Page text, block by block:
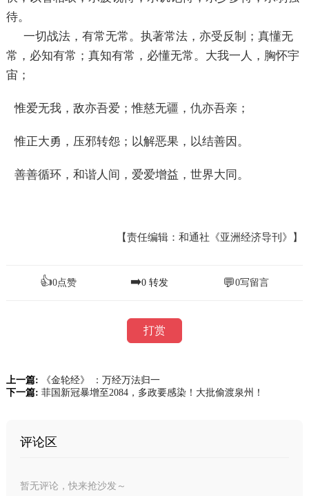
待。
一切战法，有常无常。执著常法，亦受反制；真懂无
常，必知有常；真知有常，必懂无常。大我一人，胸怀宇
宙；
惟爱无我，敌亦吾爱；惟慈无疆，仇亦吾亲；
惟正大勇，压邪转怨；以解恶果，以结善因。
善善循环，和谐人间，爱爱增益，世界大同。
【责任编辑：和通社《亚洲经济导刊》】
👍0点赞 ➡️0 转发 💬0写留言
打赏
上一篇:
《金轮经》 ：万经万法归一
下一篇: 菲国新冠暴增至2084，多政要感染！大批偷渡泉州！
评论区
暂无评论，快来抢沙发～